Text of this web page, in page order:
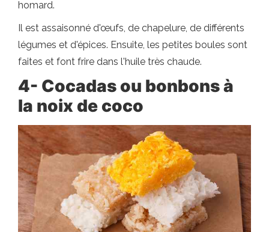
homard.
Il est assaisonné d'œufs, de chapelure, de différents
légumes et d'épices. Ensuite, les petites boules sont
faites et font frire dans l'huile très chaude.
4- Cocadas ou bonbons à
la noix de coco